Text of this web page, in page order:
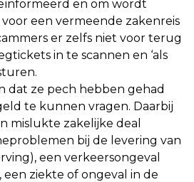
en om wordt
voor een vermeende zakenreis
er zelfs niet voor terug
in te scannen en ‘als
dat ze pech hebben gehad
te kunnen vragen. Daarbij
mislukte zakelijke deal
bij de levering van
een verkeersongeval
ziekte of ongeval in de